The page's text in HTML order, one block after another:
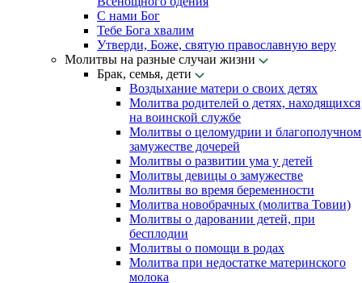
С нами Бог
Тебе Бога хвалим
Утверди, Боже, святую православную веру
Молитвы на разные случаи жизни
Брак, семья, дети
Воздыхание матери о своих детях
Молитва родителей о детях, находящихся
на воинской службе
Молитвы о целомудрии и благополучном
замужестве дочерей
Молитвы о развитии ума у детей
Молитвы девицы о замужестве
Молитвы во время беременности
Молитва новобрачных (молитва Товии)
Молитвы о даровании детей, при
бесплодии
Молитвы о помощи в родах
Молитва при недостатке материнского
молока